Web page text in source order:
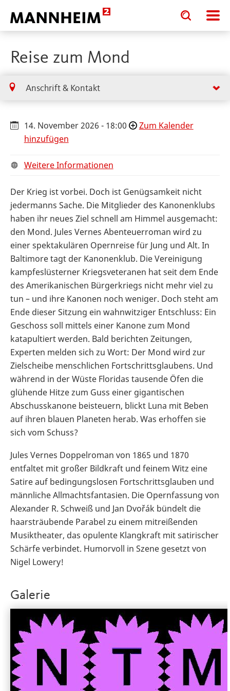
Toggle
search
input
Toggle
search
input
Reise zum Mond
Anschrift & Kontakt
14. November 2026 - 18:00
Zum Kalender
hinzufügen
Weitere Informationen
Der Krieg ist vorbei. Doch ist Genügsamkeit nicht
jedermanns Sache. Die Mitglieder des Kanonenklubs
haben ihr neues Ziel schnell am Himmel ausgemacht:
den Mond. Jules Vernes Abenteuerroman wird zu
einer spektakulären Opernreise für Jung und Alt. In
Baltimore tagt der Kanonenklub. Die Vereinigung
kampfeslüsterner Kriegsveteranen hat seit dem Ende
des Amerikanischen Bürgerkriegs nicht mehr viel zu
tun – und ihre Kanonen noch weniger. Doch steht am
Ende dieser Sitzung ein wahnwitziger Entschluss: Ein
Geschoss soll mittels einer Kanone zum Mond
katapultiert werden. Bald berichten Zeitungen,
Experten melden sich zu Wort: Der Mond wird zur
Zielscheibe menschlichen Fortschrittsglaubens. Und
während in der Wüste Floridas tausende Öfen die
glühende Hitze zum Guss einer gigantischen
Abschusskanone beisteuern, blickt Luna mit Beben
auf ihren blauen Planeten herab. Was erhoffen sie
sich vom Schuss?
Jules Vernes Doppelroman von 1865 und 1870
entfaltet mit großer Bildkraft und feinem Witz eine
Satire auf bedingungslosen Fortschrittsglauben und
männliche Allmachtsfantasien. Die Opernfassung von
Alexander R. Schweiß und Jan Dvořák bündelt die
haarsträubende Parabel zu einem mitreißenden
Musiktheater, das opulente Klangkraft mit satirischer
Schärfe verbindet. Humorvoll in Szene gesetzt von
Nigel Lowery!
Galerie